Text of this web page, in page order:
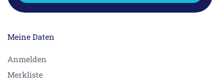
Meine Daten
Anmelden
Merkliste